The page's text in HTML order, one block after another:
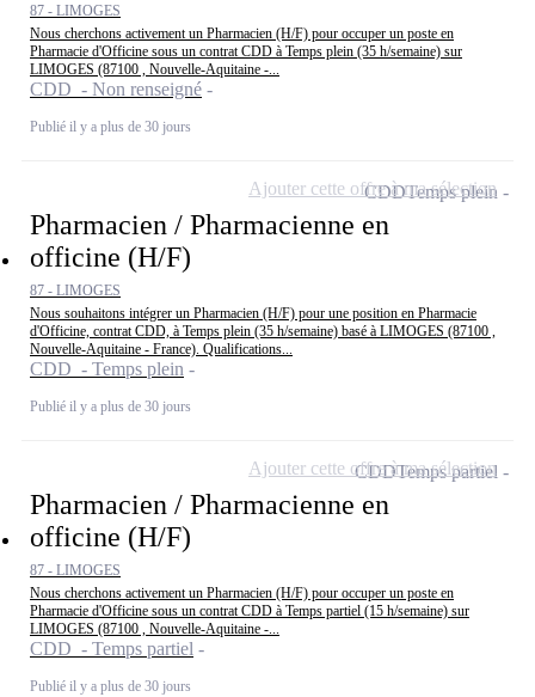
87 - LIMOGES
Nous cherchons activement un Pharmacien (H/F) pour occuper un poste en
Pharmacie d'Officine sous un contrat CDD à Temps plein (35 h/semaine) sur
LIMOGES (87100 , Nouvelle-Aquitaine -...
CDD - Non renseigné
Publié il y a plus de 30 jours
Pharmacien / Pharmacienne en
officine (H/F)
87 - LIMOGES
Nous souhaitons intégrer un Pharmacien (H/F) pour une position en Pharmacie
d'Officine, contrat CDD, à Temps plein (35 h/semaine) basé à LIMOGES (87100 ,
Nouvelle-Aquitaine - France). Qualifications...
CDD - Temps plein
Publié il y a plus de 30 jours
CDDTemps plein
Ajouter cette offre à ma sélection
Pharmacien / Pharmacienne en
officine (H/F)
87 - LIMOGES
Nous cherchons activement un Pharmacien (H/F) pour occuper un poste en
Pharmacie d'Officine sous un contrat CDD à Temps partiel (15 h/semaine) sur
LIMOGES (87100 , Nouvelle-Aquitaine -...
CDD - Temps partiel
Publié il y a plus de 30 jours
CDDTemps partiel
Ajouter cette offre à ma sélection